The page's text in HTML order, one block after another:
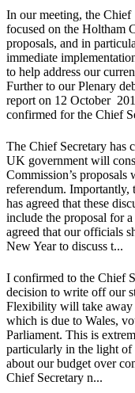
In our meeting, the Chief
focused on the Holtham
proposals, and in
immediate
to help address our
Further to our Plenary
report on 12 October
confirmed for the Chief
The Chief Secretary has
UK government will
Commission’s proposals
referendum. Importantly,
has agreed that these
include the proposal for
agreed that our officials
New Year to discuss t...
I confirmed to the Chief
decision to write off our
Flexibility will take
which is due to Wales,
Parliament. This is
particularly in the light
about our budget over
Chief Secretary n...